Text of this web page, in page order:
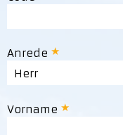
Anrede
Herr
Vorname